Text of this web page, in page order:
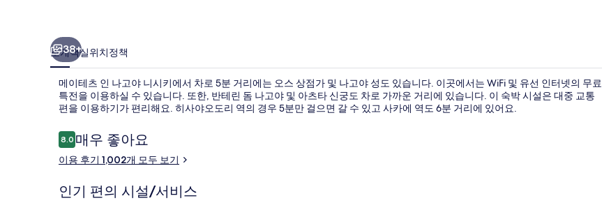
갤
러
리
38+
소개객실위치정책
메이테츠 인 나고야 니시키에서 차로 5분 거리에는 오스 상점가 및 나고야 성도 있습니다. 이곳에서는 WiFi 및 유선 인터넷의 무료
특전을 이용하실 수 있습니다. 또한, 반테린 돔 나고야 및 아츠타 신궁도 차로 가까운 거리에 있습니다. 이 숙박 시설은 대중 교통
편을 이용하기가 편리해요. 히사야오도리 역의 경우 5분만 걸으면 갈 수 있고 사카에 역도 6분 거리에 있어요.
이
용
후
8.010점 만점 중 8.0점.
매우 좋아요
이용 후기 1,002개 모두 보기
인기 편의 시설/서비스